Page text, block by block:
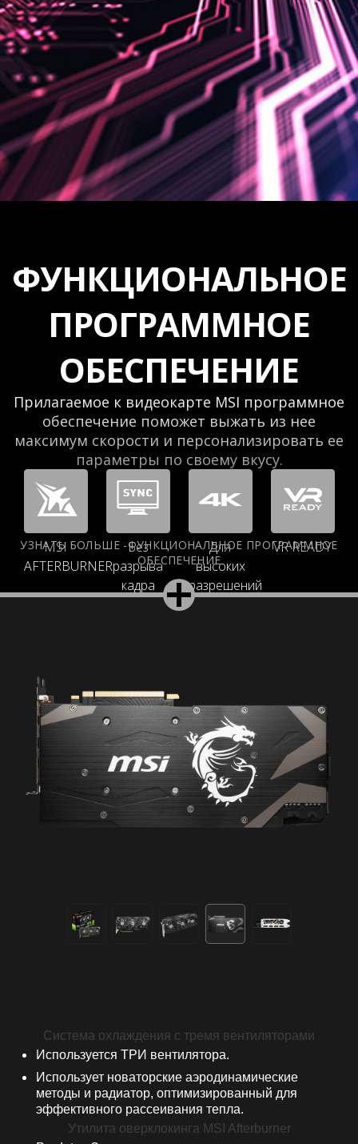
ФУНКЦИОНАЛЬНОЕ
ПРОГРАММНОЕ
ОБЕСПЕЧЕНИЕ
Прилагаемое к видеокарте MSI программное
обеспечение поможет выжать из нее
максимум скорости и персонализировать ее
параметры по своему вкусу.
MSI
AFTERBURNER
Без
разрыва
кадра
Для
высоких
разрешений
VR READY
УЗНАТЬ БОЛЬШЕ -ФУНКЦИОНАЛЬНОЕ ПРОГРАММНОЕ
ОБЕСПЕЧЕНИЕ
Система охлаждения с тремя вентиляторами
Используется ТРИ вентилятора.
Использует новаторские аэродинамические
методы и радиатор, оптимизированный для
эффективного рассеивания тепла.
Утилита оверклокинга MSI Afterburner